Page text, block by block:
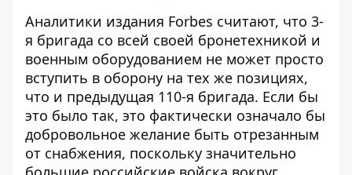
Аналитики издания Forbes считают, что 3-
я бригада со всей своей бронетехникой и
военным оборудованием не может просто
вступить в оборону на тех же позициях,
что и предыдущая 110-я бригада. Если бы
это было так, это фактически означало бы
добровольное желание быть отрезанным
от снабжения, поскольку значительно